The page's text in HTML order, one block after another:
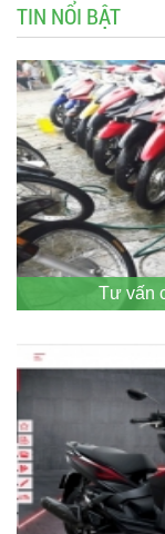
TIN NỔI BẬT
Tư vấn